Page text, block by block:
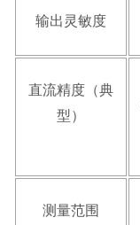
输出灵敏度
直流精度（典
型）
测量范围